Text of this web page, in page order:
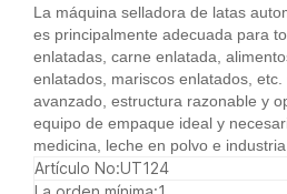
La máquina selladora de latas
es principalmente adecuada para
enlatadas, carne enlatada,
enlatados, mariscos enlatados,
avanzado, estructura razonable y
equipo de empaque ideal y
medicina, leche en polvo e industria
Artículo No:UT124